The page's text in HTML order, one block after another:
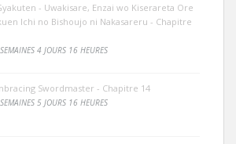
- Uwakisare, Enzai wo Kiserareta Ore
Ichi no Bishoujo ni Nakasareru - Chapitre
4 JOURS 16 HEURES
Swordmaster - Chapitre 14
5 JOURS 16 HEURES